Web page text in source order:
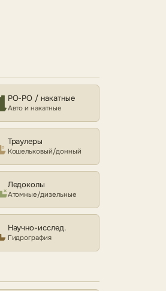
РО-РО / накатные
Авто и накатные
Траулеры
Кошельковый/донный
Ледоколы
Атомные/дизельные
Научно-исслед.
Гидрография